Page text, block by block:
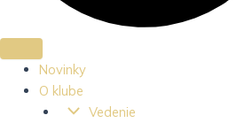
Novinky
O klube
Vedenie